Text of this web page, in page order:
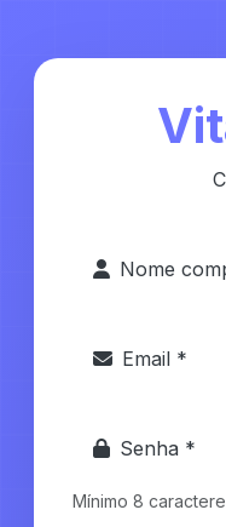
Nome
Email *
Senha *
Mínimo 8